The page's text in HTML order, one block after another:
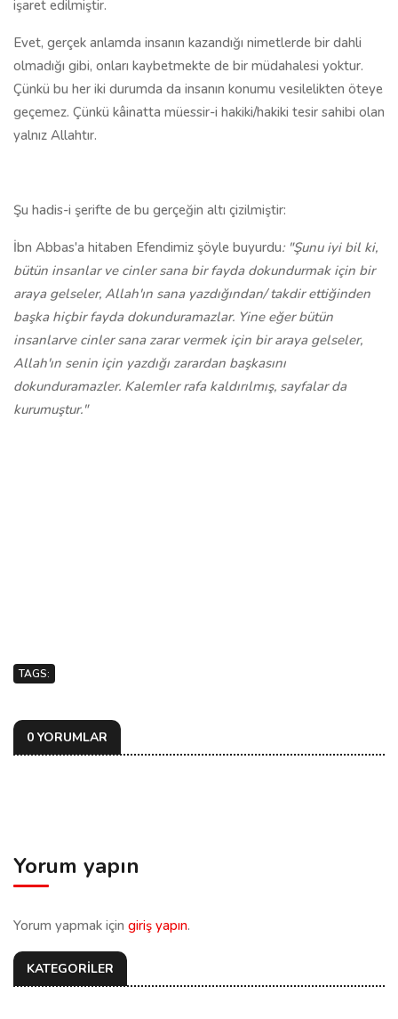
işaret edilmiştir.
Evet, gerçek anlamda insanın kazandığı nimetlerde bir dahli
olmadığı gibi, onları kaybetmekte de bir müdahalesi yoktur.
Çünkü bu her iki durumda da insanın konumu vesilelikten öteye
geçemez. Çünkü kâinatta müessir-i hakiki/hakiki tesir sahibi olan
yalnız Allahtır.
Şu hadis-i şerifte de bu gerçeğin altı çizilmiştir:
İbn Abbas'a hitaben Efendimiz şöyle buyurdu: "Şunu iyi bil ki,
bütün insanlar ve cinler sana bir fayda dokundurmak için bir
araya gelseler, Allah'ın sana yazdığından/ takdir ettiğinden
başka hiçbir fayda dokunduramazlar. Yine eğer bütün
insanlarve cinler sana zarar vermek için bir araya gelseler,
Allah'ın senin için yazdığı zarardan başkasını
dokunduramazler. Kalemler rafa kaldırılmış, sayfalar da
kurumuştur."
TAGS:
0 YORUMLAR
Yorum yapın
Yorum yapmak için giriş yapın.
KATEGORİLER